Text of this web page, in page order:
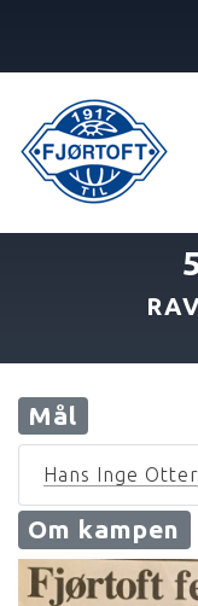
Mål
Hans Inge
Om kampen